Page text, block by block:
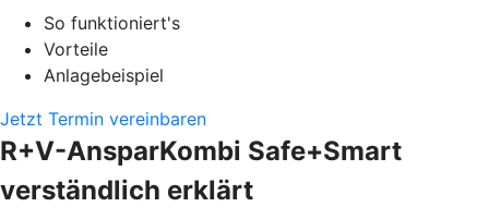
So funktioniert's
Vorteile
Anlagebeispiel
Jetzt Termin vereinbaren
R+V-AnsparKombi Safe+Smart
verständlich erklärt